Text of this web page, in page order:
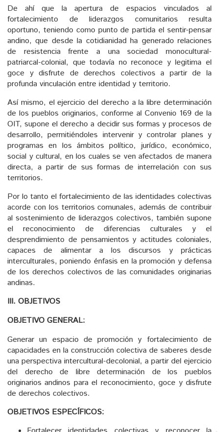
De ahí que la apertura de espacios vinculados al
fortalecimiento de liderazgos comunitarios resulta
oportuno, teniendo como punto de partida el sentir-pensar
andino, que desde la cotidianidad ha generado relaciones
de resistencia frente a una sociedad monocultural-
patriarcal-colonial, que todavía no reconoce y legitima el
goce y disfrute de derechos colectivos a partir de la
profunda vinculación entre identidad y territorio.
Así mismo, el ejercicio del derecho a la libre determinación
de los pueblos originarios, conforme al Convenio 169 de la
OIT, supone el derecho a decidir sus formas y procesos de
desarrollo, permitiéndoles intervenir y controlar planes y
programas en los ámbitos político, jurídico, económico,
social y cultural, en los cuales se ven afectados de manera
directa, a partir de sus formas de interrelación con sus
territorios.
Por lo tanto el fortalecimiento de las identidades colectivas
acorde con los territorios comunales, además de contribuir
al sostenimiento de liderazgos colectivos, también supone
el reconocimiento de diferencias culturales y el
desprendimiento de pensamientos y actitudes coloniales,
capaces de alimentar a los discursos y prácticas
interculturales, poniendo énfasis en la promoción y defensa
de los derechos colectivos de las comunidades originarias
andinas.
III. OBJETIVOS
OBJETIVO GENERAL:
Generar un espacio de promoción y fortalecimiento de
capacidades en la construcción colectiva de saberes desde
una perspectiva intercultural-decolonial, a partir del ejercicio
del derecho de libre determinación de los pueblos
originarios andinos para el reconocimiento, goce y disfrute
de derechos colectivos.
OBJETIVOS ESPECÍFICOS: